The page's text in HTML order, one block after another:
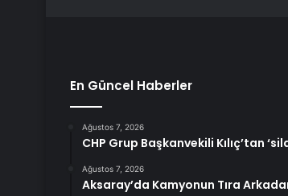
En Güncel Haberler
Ağustos 7, 2026
CHP Grup Başkanvekili Kılıç’tan
Ağustos 7, 2026
Aksaray’da Kamyonun Tıra